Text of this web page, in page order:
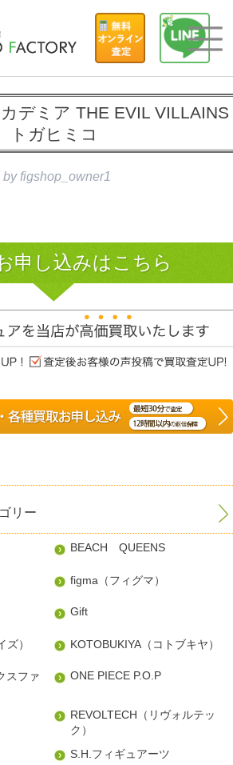
デミア THE EVIL VILLAINS
トガヒミコ
by figshop_owner1
申し込みはこちら
リー
BEACH QUEENS
figma（フィグマ）
Gift
） KOTOBUKIYA（コトブキヤ）
スファ
ONE PIECE P.O.P
REVOLTECH（リヴォルテッ
ク）
S.H.フィギュアーツ